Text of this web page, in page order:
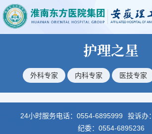
护理之星
外科专家 内科专家 医技专家
24小时服务电话： 0554-6895999 投诉办：
纪委： 0554-6895236